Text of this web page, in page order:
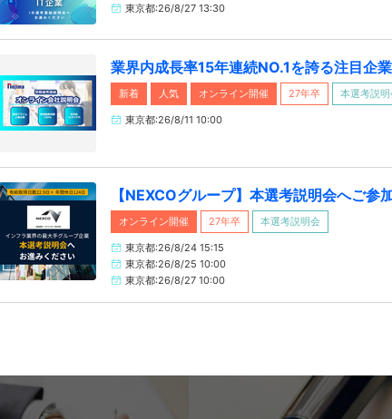
東京都:26/8/27 13:30
業界内成長率15年連続NO.1を誇る注目企
新着 人気 オンライン開催 27年卒 本選考説
東京都:26/8/11 10:00
【NEXCOグループ】本選考説明会へご参
オンライン開催 27年卒 本選考説明会
東京都:26/8/24 15:15
東京都:26/8/25 10:00
東京都:26/8/27 10:00